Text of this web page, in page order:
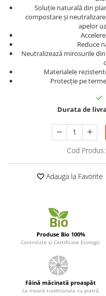
Soluție naturală din
compostare și
apelor
Reduce
Neutralizează mirosurile
Materialele
Protecție pe
Durata de
Cod Produs:
Adauga la Favorite
Produse Bio 100%
Controlate și Certificate Ecologic
Făină măcinată proaspăt
La moară traditionala cu piatră